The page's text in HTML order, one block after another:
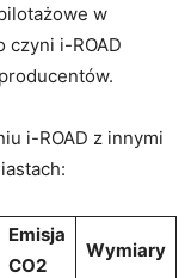
w
czyni i-ROAD
i-ROAD z innymi
Emisja
CO2
Wymiary